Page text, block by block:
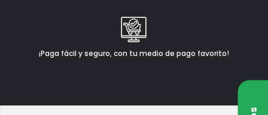
¡Paga fácil y seguro, con tu medio de pago favorito!